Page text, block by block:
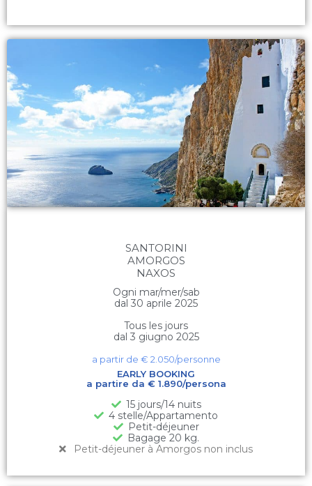
SANTORINI
AMORGOS
NAXOS
Ogni mar/mer/sab
dal 30 aprile 2025
Tous les jours
dal 3 giugno 2025
a partir de € 2.050/personne
EARLY BOOKING
a partire da € 1.890/persona
15 jours/14 nuits
4 stelle/Appartamento
Petit-déjeuner
Bagage 20 kg.
Petit-déjeuner à Amorgos non inclus